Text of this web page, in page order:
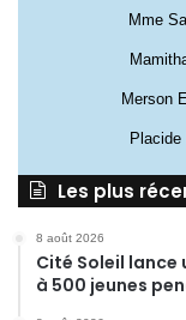
Mme
Merson
Les plus
8 août 2026
Cité Soleil
à 500 jeunes